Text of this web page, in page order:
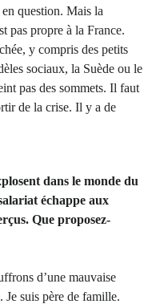
question. Mais la
pas propre à la France.
y compris des petits
sociaux, la Suède ou le
pas des sommets. Il faut
de la crise. Il y a de
dans le monde du
échappe aux
Que proposez-
d’une mauvaise
Je suis père de famille.